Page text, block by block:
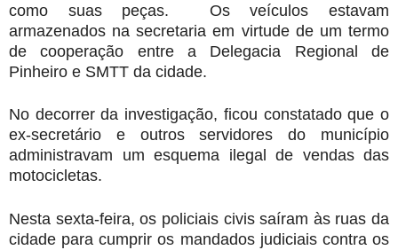
como suas peças. Os veículos estavam
armazenados na secretaria em virtude de um termo
de cooperação entre a Delegacia Regional de
Pinheiro e SMTT da cidade.
No decorrer da investigação, ficou constatado que o
ex-secretário e outros servidores do município
administravam um esquema ilegal de vendas das
motocicletas.
Nesta sexta-feira, os policiais civis saíram às ruas da
cidade para cumprir os mandados judiciais contra os